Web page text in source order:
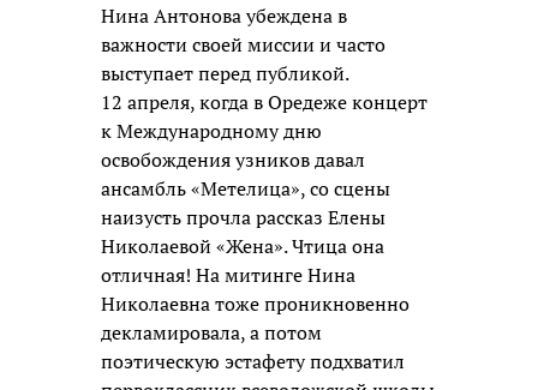
Нина Антонова убеждена в
важности своей миссии и часто
выступает перед публикой.
12 апреля, когда в Оредеже концерт
к Международному дню
освобождения узников давал
ансамбль «Метелица», со сцены
наизусть прочла рассказ Елены
Николаевой «Жена». Чтица она
отличная! На митинге Нина
Николаевна тоже проникновенно
декламировала, а потом
поэтическую эстафету подхватил